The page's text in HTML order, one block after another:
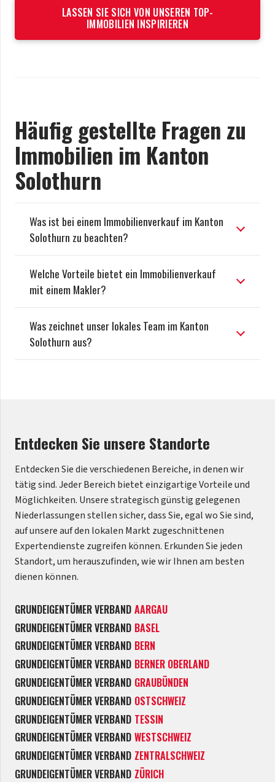
LASSEN SIE SICH VON UNSEREN TOP-
IMMOBILIEN INSPIRIEREN
Häufig gestellte Fragen zu
Immobilien im Kanton
Solothurn
Was ist bei einem Immobilienverkauf im Kanton
Solothurn zu beachten?
Welche Vorteile bietet ein Immobilienverkauf
mit einem Makler?
Was zeichnet unser lokales Team im Kanton
Solothurn aus?
Entdecken Sie unsere Standorte
Entdecken Sie die verschiedenen Bereiche, in denen wir
tätig sind. Jeder Bereich bietet einzigartige Vorteile und
Möglichkeiten. Unsere strategisch günstig gelegenen
Niederlassungen stellen sicher, dass Sie, egal wo Sie sind,
auf unsere auf den lokalen Markt zugeschnittenen
Expertendienste zugreifen können. Erkunden Sie jeden
Standort, um herauszufinden, wie wir Ihnen am besten
dienen können.
GRUNDEIGENTÜMER VERBAND AARGAU
GRUNDEIGENTÜMER VERBAND BASEL
GRUNDEIGENTÜMER VERBAND BERN
GRUNDEIGENTÜMER VERBAND BERNER OBERLAND
GRUNDEIGENTÜMER VERBAND GRAUBÜNDEN
GRUNDEIGENTÜMER VERBAND OSTSCHWEIZ
GRUNDEIGENTÜMER VERBAND TESSIN
GRUNDEIGENTÜMER VERBAND WESTSCHWEIZ
GRUNDEIGENTÜMER VERBAND ZENTRALSCHWEIZ
GRUNDEIGENTÜMER VERBAND ZÜRICH